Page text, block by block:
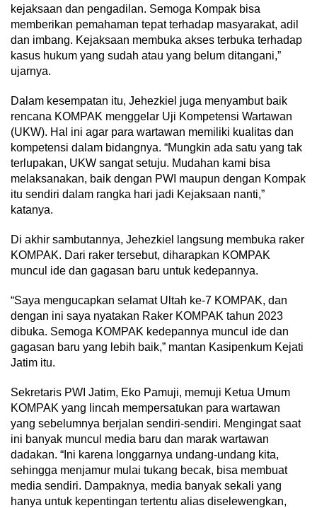
kejaksaan dan pengadilan. Semoga Kompak bisa
memberikan pemahaman tepat terhadap masyarakat, adil
dan imbang. Kejaksaan membuka akses terbuka terhadap
kasus hukum yang sudah atau yang belum ditangani,”
ujarnya.
Dalam kesempatan itu, Jehezkiel juga menyambut baik
rencana KOMPAK menggelar Uji Kompetensi Wartawan
(UKW). Hal ini agar para wartawan memiliki kualitas dan
kompetensi dalam bidangnya. “Mungkin ada satu yang tak
terlupakan, UKW sangat setuju. Mudahan kami bisa
melaksanakan, baik dengan PWI maupun dengan Kompak
itu sendiri dalam rangka hari jadi Kejaksaan nanti,”
katanya.
Di akhir sambutannya, Jehezkiel langsung membuka raker
KOMPAK. Dari raker tersebut, diharapkan KOMPAK
muncul ide dan gagasan baru untuk kedepannya.
“Saya mengucapkan selamat Ultah ke-7 KOMPAK, dan
dengan ini saya nyatakan Raker KOMPAK tahun 2023
dibuka. Semoga KOMPAK kedepannya muncul ide dan
gagasan baru yang lebih baik,” mantan Kasipenkum Kejati
Jatim itu.
Sekretaris PWI Jatim, Eko Pamuji, memuji Ketua Umum
KOMPAK yang lincah mempersatukan para wartawan
yang sebelumnya berjalan sendiri-sendiri. Mengingat saat
ini banyak muncul media baru dan marak wartawan
dadakan. “Ini karena longgarnya undang-undang kita,
sehingga menjamur mulai tukang becak, bisa membuat
media sendiri. Dampaknya, media banyak sekali yang
hanya untuk kepentingan tertentu alias diselewengkan,